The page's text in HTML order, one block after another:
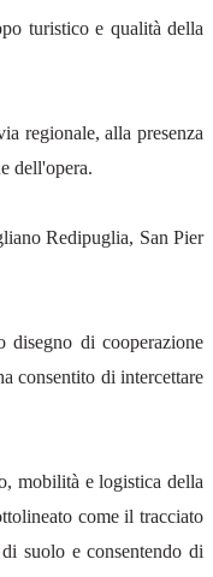
turistico e qualità della
regionale, alla presenza
dell'opera.
Redipuglia, San Pier
di cooperazione
consentito di intercettare
mobilità e logistica della
come il tracciato
suolo e consentendo di